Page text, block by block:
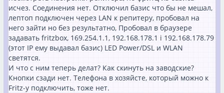
исчез. Соединения нет. Отключил базис что бы не мешал,
лептоп подключен через LAN к репитеру, пробовал на
него зайти но без результатно, Пробовал в браузере
задавать fritzbox, 169.254.1.1, 192.168.178.1 i 192.168.178.79
(этот IP ему выдавал базис) LED Power/DSL и WLAN
светятся.
И что с ним теперь делат? Как скинуть на заводские?
Кнопки сзади нет. Телефона в хозяйсте, который можно к
Fritz-у подключить, тоже нет.